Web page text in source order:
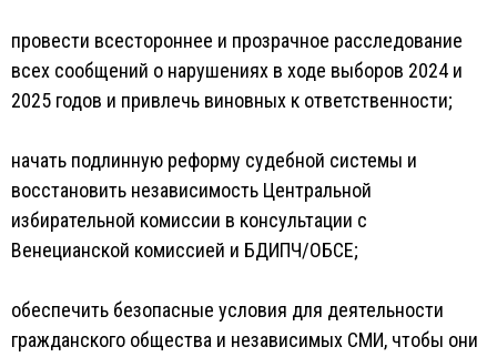
провести всестороннее и прозрачное расследование
всех сообщений о нарушениях в ходе выборов 2024 и
2025 годов и привлечь виновных к ответственности;
начать подлинную реформу судебной системы и
восстановить независимость Центральной
избирательной комиссии в консультации с
Венецианской комиссией и БДИПЧ/ОБСЕ;
обеспечить безопасные условия для деятельности
гражданского общества и независимых СМИ, чтобы они